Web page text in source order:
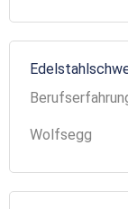
Wolfsegg